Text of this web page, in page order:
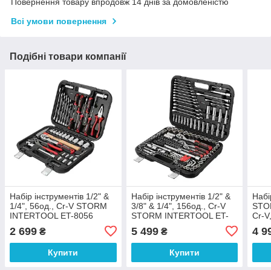
Повернення товару впродовж 14 днів за домовленістю
Всі умови повернення
Подібні товари компанії
Набір інструментів 1/2" &
1/4", 56од., Cr-V STORM
INTERTOOL ET-8056
2 699 ₴
Купити
Набір інструментів 1/2" &
3/8" & 1/4", 156од., Cr-V
STORM INTERTOOL ET-
5 499₴
Купити
Cr-
од.,
4